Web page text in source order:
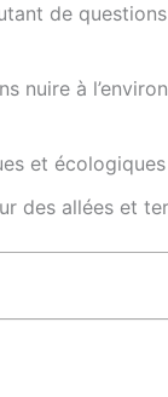
de
nuire à
et
des allées et